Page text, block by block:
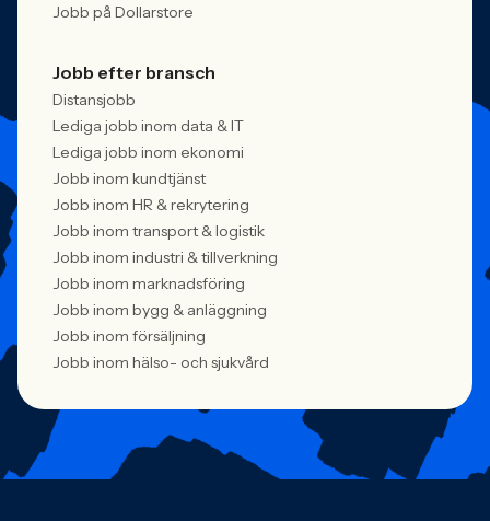
Jobb på Dollarstore
Jobb efter bransch
Distansjobb
Lediga jobb inom data & IT
Lediga jobb inom ekonomi
Jobb inom kundtjänst
Jobb inom HR & rekrytering
Jobb inom transport & logistik
Jobb inom industri & tillverkning
Jobb inom marknadsföring
Jobb inom bygg & anläggning
Jobb inom försäljning
Jobb inom hälso- och sjukvård